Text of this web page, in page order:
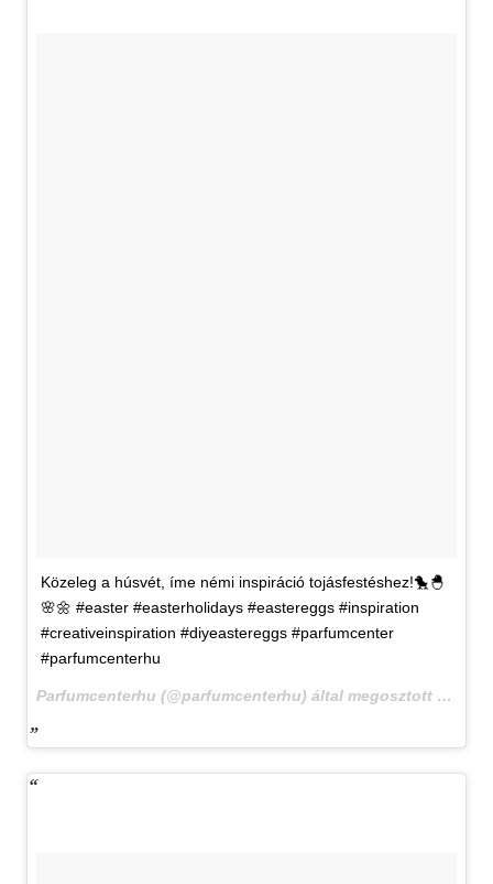
Közeleg a húsvét, íme némi inspiráció tojásfestéshez!🐤🐣
🌸🌼 #easter #easterholidays #eastereggs #inspiration
#creativeinspiration #diyeastereggs #parfumcenter
#parfumcenterhu
Parfumcenterhu (@parfumcenterhu) által megosztott bejegyzés,